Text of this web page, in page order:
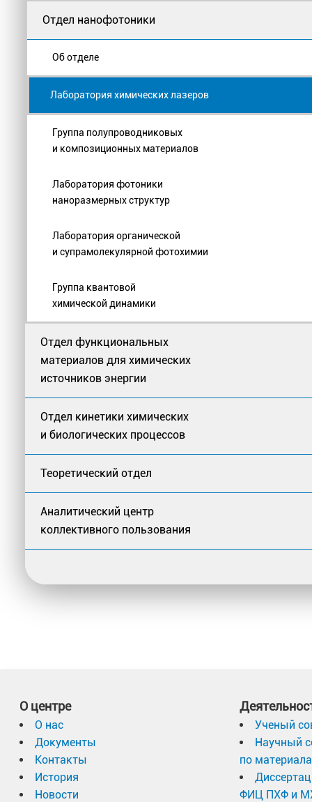
Отдел нанофотоники
Об отделе
Лаборатория химических лазеров
Группа полупроводниковых
и композиционных материалов
Лаборатория фотоники
наноразмерных структур
Лаборатория органической
и супрамолекулярной фотохимии
Группа квантовой
химической динамики
Отдел функциональных
материалов для химических
источников энергии
Отдел кинетики химических
и биологических процессов
Теоретический отдел
Аналитический центр
коллективного пользования
О центре
О нас
Документы
Контакты
История
Новости
Ученый
Научный
по
ФИЦ ПХФ и